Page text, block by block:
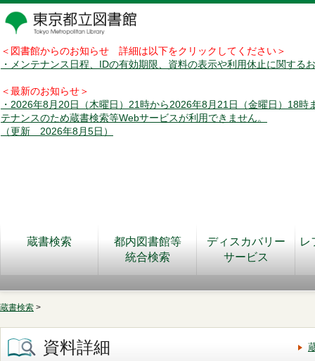
＜図書館からのお知らせ 詳細は以下をクリックしてください＞
・メンテナンス日程、IDの有効期限、資料の表示や利用休止に関する
＜最新のお知らせ＞
・2026年8月20日（木曜日）21時から2026年8月21日（金曜日）18時
テナンスのため蔵書検索等Webサービスが利用できません。
（更新 2026年8月5日）
蔵書検索
都内図書館等
統合検索
ディスカバリー
サービス
レ
蔵書検索 >
資料詳細